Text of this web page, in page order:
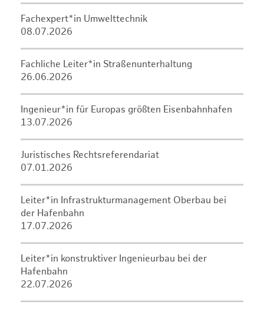
Fachexpert*in Umwelttechnik
08.07.2026
Fachliche Leiter*in Straßenunterhaltung
26.06.2026
Ingenieur*in für Europas größten Eisenbahnhafen
13.07.2026
Juristisches Rechtsreferendariat
07.01.2026
Leiter*in Infrastrukturmanagement Oberbau bei
der Hafenbahn
17.07.2026
Leiter*in konstruktiver Ingenieurbau bei der
Hafenbahn
22.07.2026